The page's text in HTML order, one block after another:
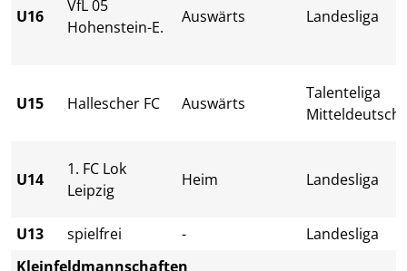
U16
VfL 05
Hohenstein-E.
Auswärts Landesliga
U15 Hallescher FC Auswärts
Talenteliga
U14
1. FC Lok
Leipzig
Heim Landesliga
U13 spielfrei -
Landesliga
Kleinfeldmannschaften